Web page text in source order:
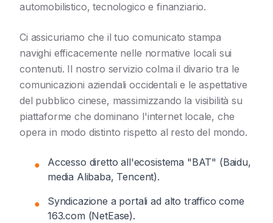
automobilistico, tecnologico e finanziario.
Ci assicuriamo che il tuo comunicato stampa
navighi efficacemente nelle normative locali sui
contenuti. Il nostro servizio colma il divario tra le
comunicazioni aziendali occidentali e le aspettative
del pubblico cinese, massimizzando la visibilità su
piattaforme che dominano l'internet locale, che
opera in modo distinto rispetto al resto del mondo.
●
Accesso diretto all'ecosistema "BAT" (Baidu,
media Alibaba, Tencent).
●
Syndicazione a portali ad alto traffico come
163.com (NetEase).